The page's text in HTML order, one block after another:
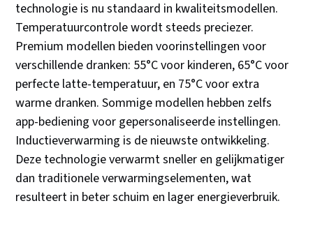
technologie is nu standaard in kwaliteitsmodellen.
Temperatuurcontrole wordt steeds preciezer.
Premium modellen bieden voorinstellingen voor
verschillende dranken: 55°C voor kinderen, 65°C voor
perfecte latte-temperatuur, en 75°C voor extra
warme dranken. Sommige modellen hebben zelfs
app-bediening voor gepersonaliseerde instellingen.
Inductieverwarming is de nieuwste ontwikkeling.
Deze technologie verwarmt sneller en gelijkmatiger
dan traditionele verwarmingselementen, wat
resulteert in beter schuim en lager energieverbruik.